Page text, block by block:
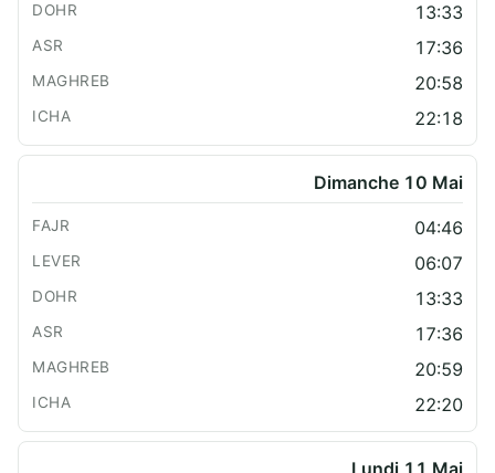
13:33
17:36
20:58
22:18
Dimanche 10 Mai
04:46
06:07
13:33
17:36
20:59
22:20